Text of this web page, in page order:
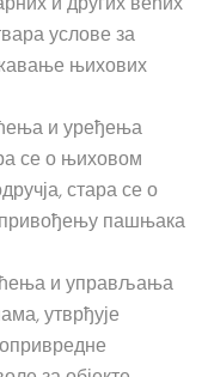
услове за
њихових
и уређења
се о њиховом
стара се о
пашњака
и управљања
утврђује